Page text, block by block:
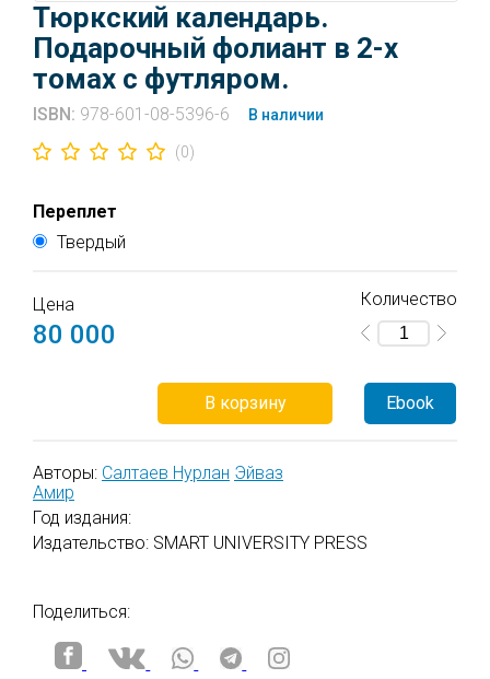
Тюркский календарь.
Подарочный фолиант в 2-х
томах с футляром.
ISBN: 978-601-08-5396-6 В наличии
(0)
Переплет
Твердый
Цена
80 000
Количество
В корзину Ebook
Авторы: Салтаев Нурлан Эйваз
Амир
Год издания:
Издательство: SMART UNIVERSITY PRESS
Поделиться: